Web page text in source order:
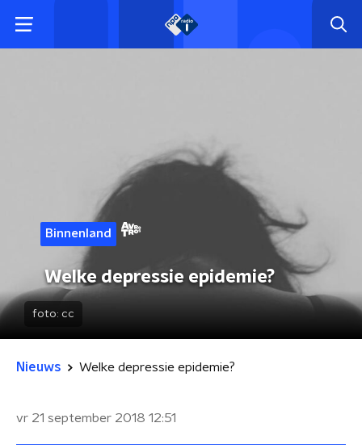
Binnenland
Welke depressie epidemie?
foto: cc
Nieuws Welke depressie epidemie?
vr 21 september 2018 12:51